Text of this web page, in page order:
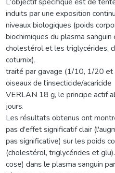
induits par une exposition
niveaux biologiques (poids
biochimiques du plasma
cholestérol et les triglycérides,
coturnix),
traité par gavage (1/10, 1/20
oiseaux de l'insecticide/acaricide
VERLAN 18 g, le principe actif
jours.
Les résultats obtenus ont
pas d'effet significatif clair
pas significative) sur les poids
(cholestérol, triglycérides et glu).
cose) dans le plasma sanguin